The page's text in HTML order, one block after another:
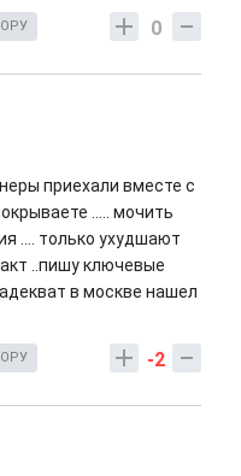
0
приехали вместе с
..... мочить
.... только ухудшают
..пишу ключевые
в москве нашел
-2